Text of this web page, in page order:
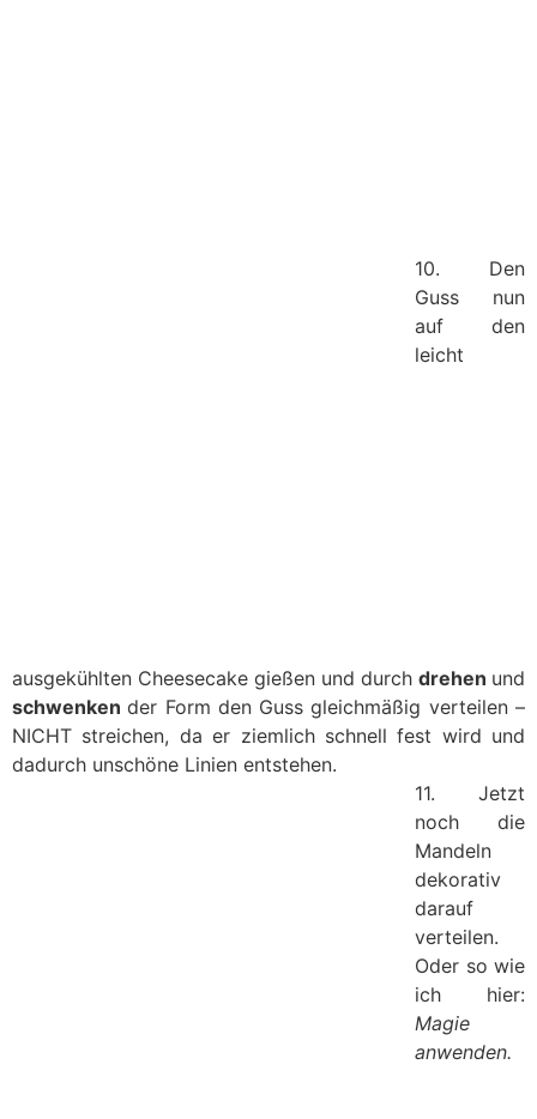
10. Den
Guss nun
auf den
leicht
ausgekühlten Cheesecake gießen und durch drehen und
schwenkender Form den Guss gleichmäßig verteilen –
NICHT streichen, da er ziemlich schnell fest wird und
dadurch unschöne Linien entstehen.
11. Jetzt
noch die
Mandeln
dekorativ
darauf
verteilen.
Oder so wie
ich hier:
Magie
anwenden.